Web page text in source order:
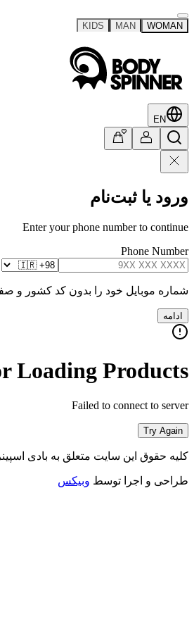
WOMAN
MAN
KIDS
EN
ورود یا ثبت‌نام
Enter your phone number to continue
Phone Number
شماره موبایل خود را بدون کد کشور و
ادامه
Loading Products
Failed to connect to server
Try Again
کلیه حقوق این سایت متعلق به بادی
طراحی و اجرا توسط وبیکس